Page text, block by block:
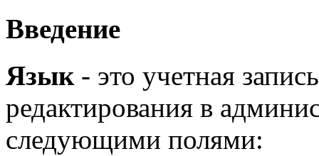
Введение
Язык- это учетная
редактирования в
следующими полями: